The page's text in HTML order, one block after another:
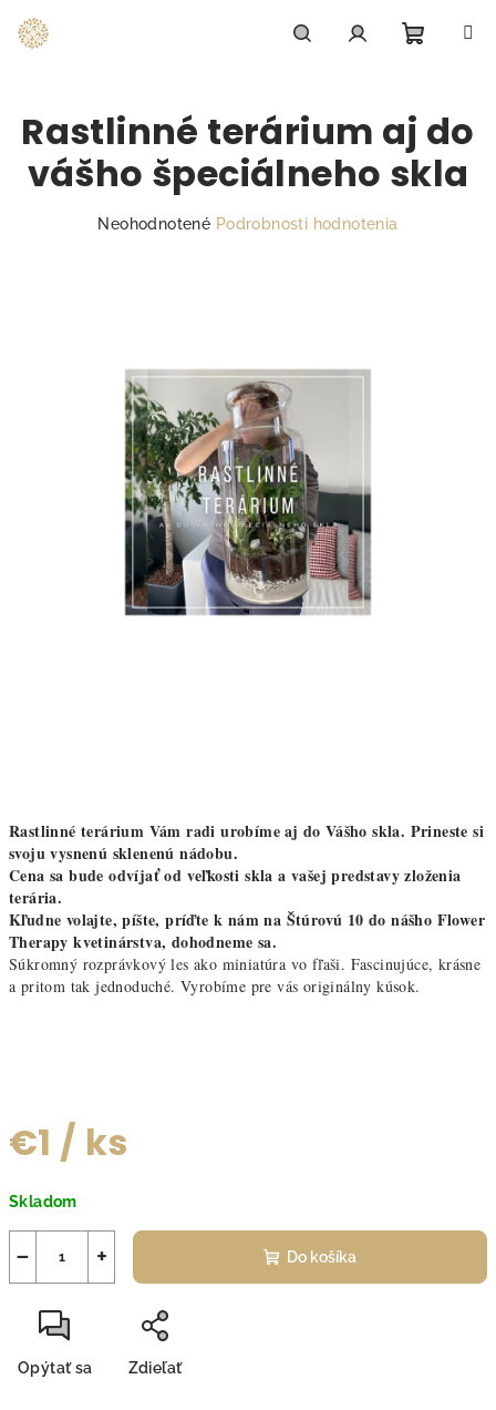
obsah
košík
Rastlinné terárium Vám radi urobíme aj do Vášho skla. Prineste si
svoju vysnenú sklenenú nádobu.
Cena sa bude odvíjať od veľkosti skla a vašej predstavy zloženia
terária.
Kľudne volajte, píšte, príďte k nám na Štúrovú 10 do nášho Flower
Therapy kvetinárstva, dohodneme sa.
Súkromný rozprávkový les ako miniatúra vo fľaši. Fascinujúce, krásne
a pritom tak jednoduché. Vyrobíme pre vás originálny kúsok.
€1 / ks
cena:
Skladom
+
− Do košíka
Opýtať sa Zdieľať
Rastlinné terárium aj do
vášho špeciálneho skla
Priemerné
hviezdičiek.
Neohodnotené Podrobnosti hodnotenia